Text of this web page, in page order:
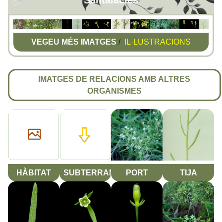
VEGEU MÉS IMATGES / IL·LUSTRACIONS
IMATGES DE RELACIONS AMB ALTRES
ORGANISMES
HÀBITAT SUBTERRANI PORT TIJA